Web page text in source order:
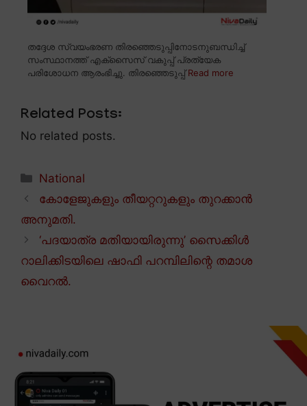
തദ്ദേശ സ്വയംഭരണ തിരഞ്ഞെടുപ്പിനോടനുബന്ധിച്ച്
സംസ്ഥാനത്ത് എക്സൈസ് വകുപ്പ് പ്രത്യേക
പരിശോധന ആരംഭിച്ചു. തിരഞ്ഞെടുപ്പ്Read more
Related Posts:
No related posts.
Categories
National
കോളേജുകളും തീയറ്ററുകളും തുറക്കാൻ
അനുമതി.
‘പദയാത്ര മതിയായിരുന്നു’ സൈക്കിൾ
റാലിക്കിടയിലെ ഷാഫി പറമ്പിലിന്റെ തമാശ
വൈറൽ.